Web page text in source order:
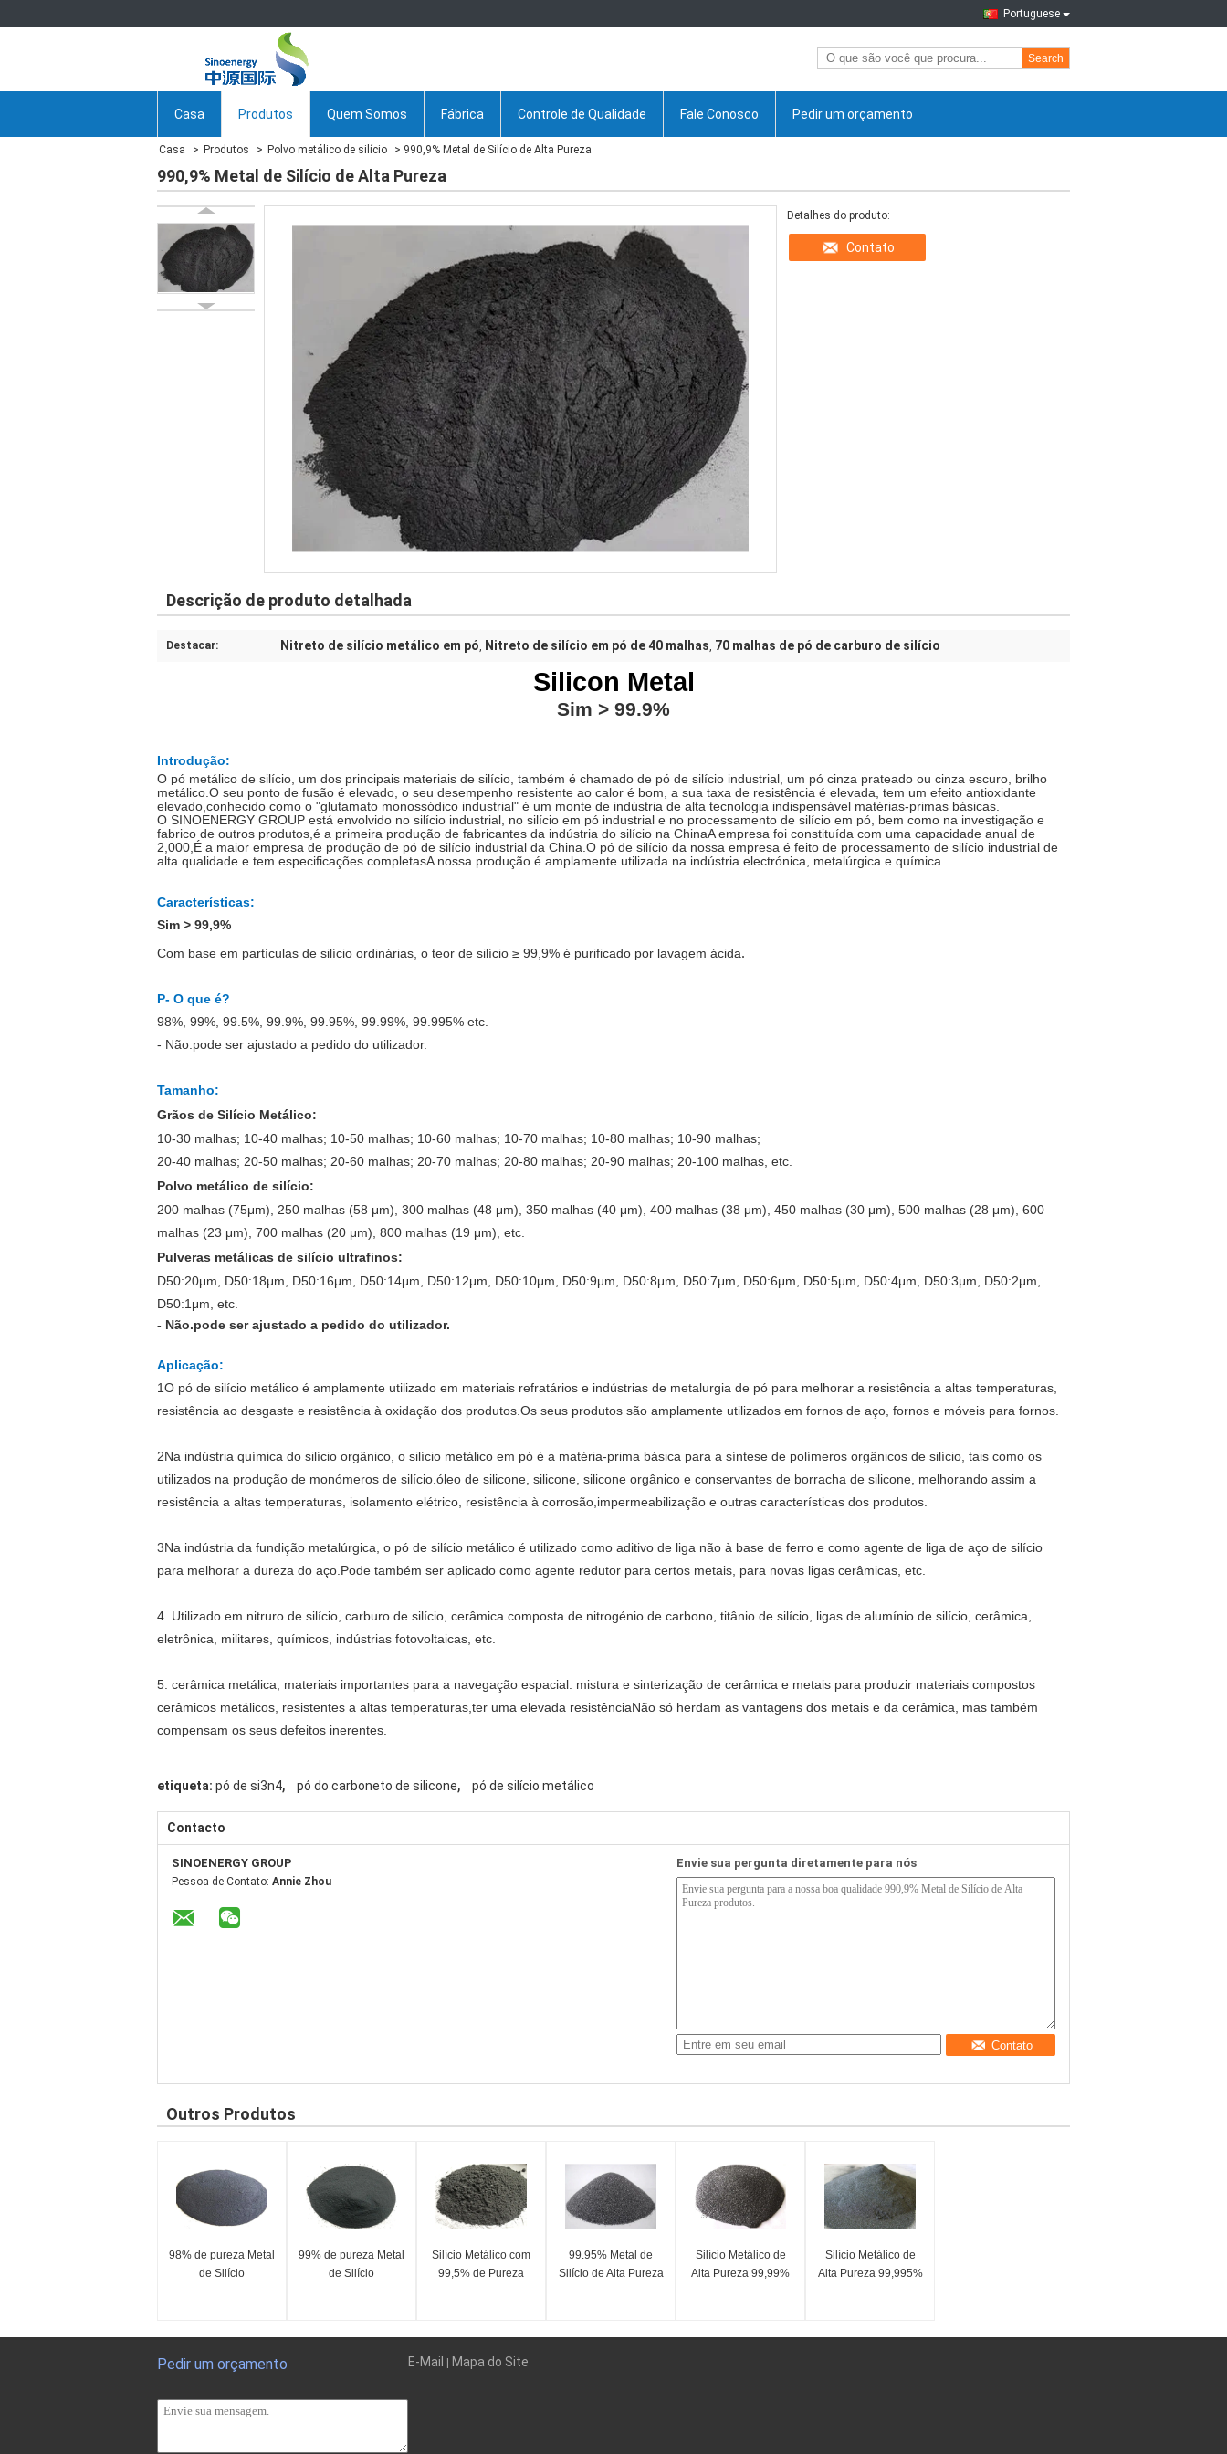
Portuguese
Search
Casa Produtos Quem Somos Fábrica Controle de Qualidade Fale Conosco Pedir um orçamento
Casa Produtos Polvo metálico de silício 990,9% Metal de Silício de Alta Pureza
990,9% Metal de Silício de Alta Pureza
Detalhes do produto:
Contato
Descrição de produto detalhada
Destacar: Nitreto de silício metálico em pó, Nitreto de silício em pó de 40 malhas, 70 malhas de pó de carburo de silício
Silicon Metal
Sim > 99.9%
Introdução:
O pó metálico de silício, um dos principais materiais de silício, também é chamado de pó de silício industrial, um pó cinza prateado ou cinza escuro, brilho
metálico.O seu ponto de fusão é elevado, o seu desempenho resistente ao calor é bom, a sua taxa de resistência é elevada, tem um efeito antioxidante
elevado,conhecido como o "glutamato monossódico industrial" é um monte de indústria de alta tecnologia indispensável matérias-primas básicas.
O SINOENERGY GROUP está envolvido no silício industrial, no silício em pó industrial e no processamento de silício em pó, bem como na investigação e
fabrico de outros produtos,é a primeira produção de fabricantes da indústria do silício na ChinaA empresa foi constituída com uma capacidade anual de
2,000,É a maior empresa de produção de pó de silício industrial da China.O pó de silício da nossa empresa é feito de processamento de silício industrial de
alta qualidade e tem especificações completasA nossa produção é amplamente utilizada na indústria electrónica, metalúrgica e química.
Características:
Sim > 99,9%
Com base em partículas de silício ordinárias, o teor de silício ≥ 99,9% é purificado por lavagem ácida.
P- O que é?
98%, 99%, 99.5%, 99.9%, 99.95%, 99.99%, 99.995% etc.
- Não. pode ser ajustado a pedido do utilizador.
Tamanho:
Grãos de Silício Metálico:
10-30 malhas; 10-40 malhas; 10-50 malhas; 10-60 malhas; 10-70 malhas; 10-80 malhas; 10-90 malhas;
20-40 malhas; 20-50 malhas; 20-60 malhas; 20-70 malhas; 20-80 malhas; 20-90 malhas; 20-100 malhas , etc.
Polvo metálico de silício:
200 malhas (75μm), 250 malhas (58 μm), 300 malhas (48 μm), 350 malhas (40 μm), 400 malhas (38 μm), 450 malhas (30 μm), 500 malhas (28 μm), 600
malhas (23 μm), 700 malhas (20 μm), 800 malhas (19 μm), etc.
Pulveras metálicas de silício ultrafinos:
D50:20μm , D50:18μm , D50:16μm , D50:14μm , D50:12μm , D50:10μm , D50:9μm , D50:8μm , D50:7μm , D50:6μm , D50:5μm , D50:4μm , D50:3μm , D50:2μm
D50:1 μm , etc.
- Não.pode ser ajustado a pedido do utilizador.
Aplicação:
1O pó de silício metálico é amplamente utilizado em materiais refratários e indústrias de metalurgia de pó para melhorar a resistência a altas temperaturas,
resistência ao desgaste e resistência à oxidação dos produtos.Os seus produtos são amplamente utilizados em fornos de aço, fornos e móveis para fornos.
2Na indústria química do silício orgânico, o silício metálico em pó é a matéria-prima básica para a síntese de polímeros orgânicos de silício, tais como os
utilizados na produção de monómeros de silício.óleo de silicone, silicone, silicone orgânico e conservantes de borracha de silicone, melhorando assim a
resistência a altas temperaturas, isolamento elétrico, resistência à corrosão,impermeabilização e outras características dos produtos.
3Na indústria da fundição metalúrgica, o pó de silício metálico é utilizado como aditivo de liga não à base de ferro e como agente de liga de aço de silício
para melhorar a dureza do aço.Pode também ser aplicado como agente redutor para certos metais, para novas ligas cerâmicas, etc.
4. Utilizado em nitruro de silício, carburo de silício, cerâmica composta de nitrogénio de carbono, titânio de silício, ligas de alumínio de silício, cerâmica,
eletrônica, militares, químicos, indústrias fotovoltaicas, etc.
5. cerâmica metálica, materiais importantes para a navegação espacial. mistura e sinterização de cerâmica e metais para produzir materiais compostos
cerâmicos metálicos, resistentes a altas temperaturas,ter uma elevada resistênciaNão só herdam as vantagens dos metais e da cerâmica, mas também
compensam os seus defeitos inerentes.
etiqueta: pó de si3n4, pó do carboneto de silicone, pó de silício metálico
Contacto
SINOENERGY GROUP
Pessoa de Contato: Annie Zhou
Envie sua pergunta diretamente para nós
Contato
Outros Produtos
98% de pureza Metal
de Silício
99% de pureza Metal
de Silício
Silício Metálico com
99,5% de Pureza
99.95% Metal de
Silício de Alta Pureza
Silício Metálico de
Alta Pureza 99,99%
Silício Metálico de
Alta Pureza 99,995%
Pedir um orçamento E-Mail | Mapa do Site